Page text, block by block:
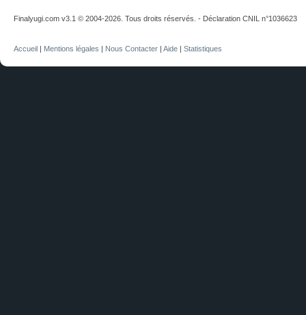
Finalyugi.com v3.1 © 2004-2026. Tous droits réservés. - Déclaration CNIL n°1036623
Accueil | Mentions légales | Nous Contacter | Aide | Statistiques